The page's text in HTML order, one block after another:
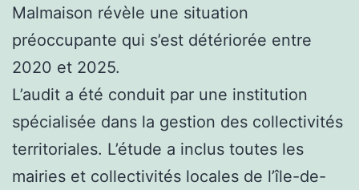
Malmaison révèle une situation
préoccupante qui s’est détériorée entre
2020 et 2025.
L’audit a été conduit par une institution
spécialisée dans la gestion des collectivités
territoriales. L’étude a inclus toutes les
mairies et collectivités locales de l’île-de-